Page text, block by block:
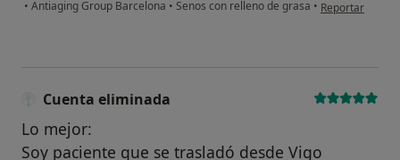
• Antiaging Group Barcelona • Senos con relleno de grasa • Reportar
Cuenta eliminada
Lo mejor:
Soy paciente que se trasladó desde Vigo